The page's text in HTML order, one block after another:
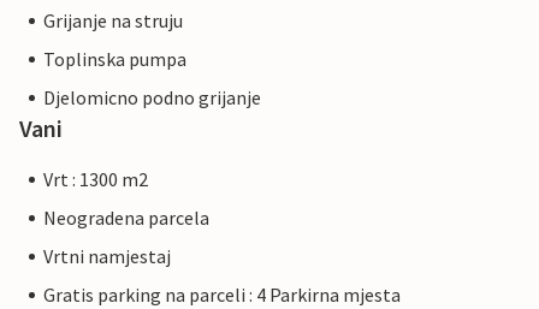
Grijanje na struju
Toplinska pumpa
Djelomicno podno grijanje
Vani
Vrt : 1300 m2
Neogradena parcela
Vrtni namjestaj
Gratis parking na parceli : 4 Parkirna mjesta